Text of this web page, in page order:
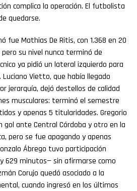
complica la operación. El futbolista
quedarse.
fue Mathias De Ritis, con 1.368 en 20
su nivel nunca terminó de
ya pidió un lateral izquierdo para
Vietto, que había llegado
jerarquía, dejó destellos de calidad
musculares: terminó el semestre
y apenas 5 titularidades. Gregorio
gol ante Central Córdoba y otro en la
pero se fue apagando y apenas
Ábrego tuvo participación
629 minutos— sin afirmarse como
Corujo quedó asociado a la
cuando ingresó en los últimos